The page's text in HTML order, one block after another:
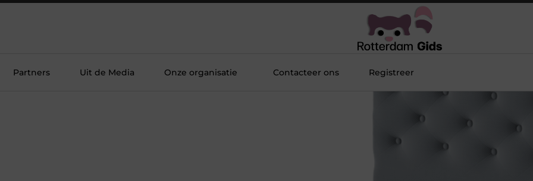
Partners Uit de Media Onze organisatie Contacteer ons Registreer